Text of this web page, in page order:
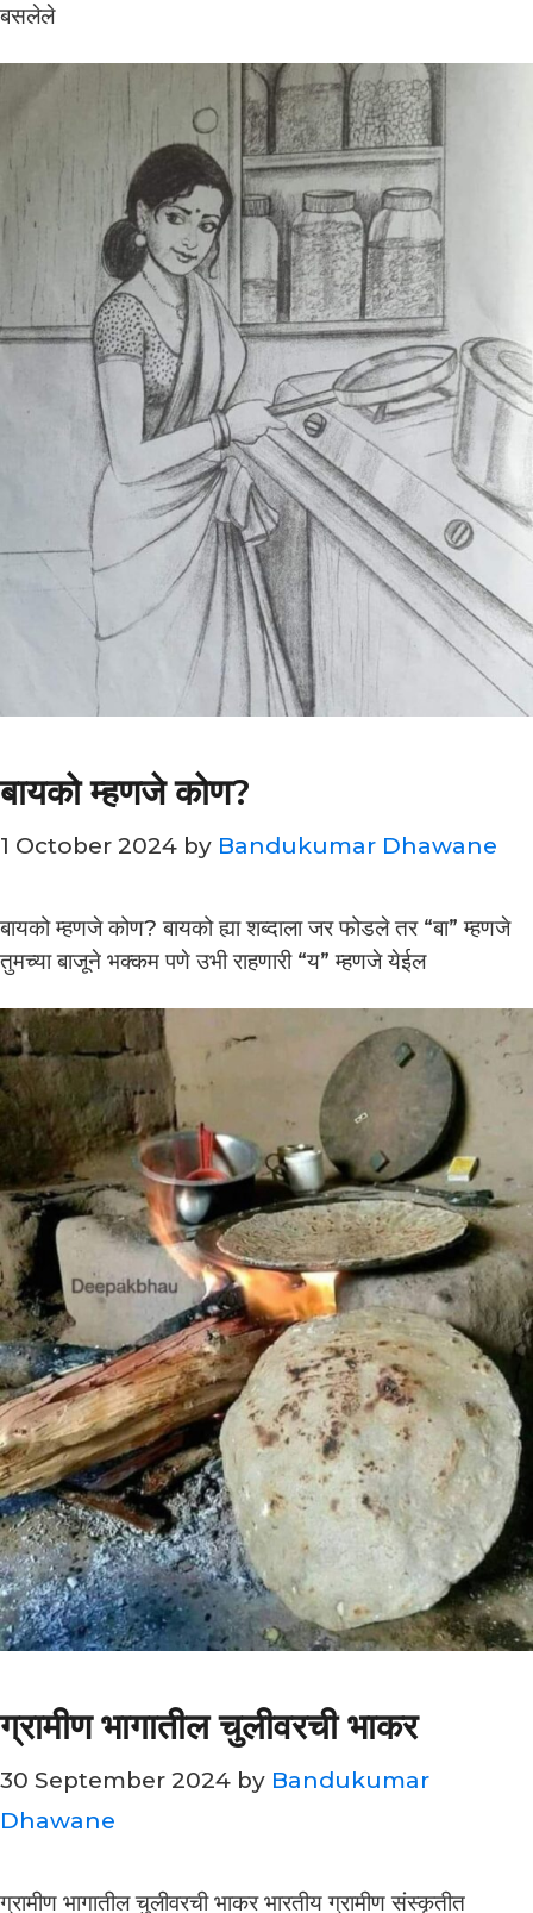
बसलेले
बायको म्हणजे कोण?
1 October 2024 by Bandukumar Dhawane
बायको म्हणजे कोण? बायको ह्या शब्दाला जर फोडले तर “बा” म्हणजे
तुमच्या बाजूने भक्कम पणे उभी राहणारी “य” म्हणजे येईल
ग्रामीण भागातील चुलीवरची भाकर
30 September 2024 by Bandukumar
Dhawane
ग्रामीण भागातील चुलीवरची भाकर भारतीय ग्रामीण संस्कृतीत